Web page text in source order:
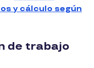
y cálculo según
de trabajo